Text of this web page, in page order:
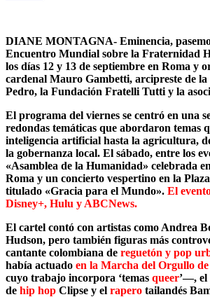
DIANE MONTAGNA- Eminencia,
Encuentro Mundial sobre la Fraternidad
los días 12 y 13 de septiembre en Roma y
cardenal Mauro Gambetti, arcipreste de la
Pedro, la Fundación Fratelli Tutti y la
El programa del viernes se centró en una
redondas temáticas que abordaron temas
inteligencia artificial hasta la agricultura,
la gobernanza local. El sábado, entre los
«Asamblea de la Humanidad» celebrada
Roma y un concierto vespertino en la
titulado «Gracia para el Mundo». El
Disney+, Hulu y ABCNews.
El cartel contó con artistas como Andrea
Hudson, pero también figuras más
cantante colombiana de reguetón y pop
había actuado en la Marcha del Orgullo
cuyo trabajo incorpora ‘temas queer’—, el
de hip hop Clipse y el rapero tailandés